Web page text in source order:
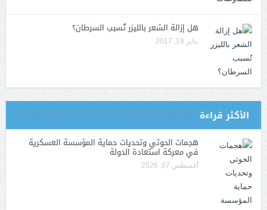
هل إزالة الشعر بالليزر تُسبب السرطان؟
يناير 19, 2017
الأكثر قراءة
هجمات الحوثي وتحديات حماية المؤسسة العسكرية
في معركة استعادة الدولة
أغسطس 07, 2026